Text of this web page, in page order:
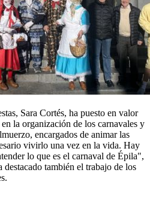
Sara Cortés, ha puesto en valor
la organización de los carnavales y
encargados de animar las
vivirlo una vez en la vida. Hay
lo que es el carnaval de Épila",
también el trabajo de los